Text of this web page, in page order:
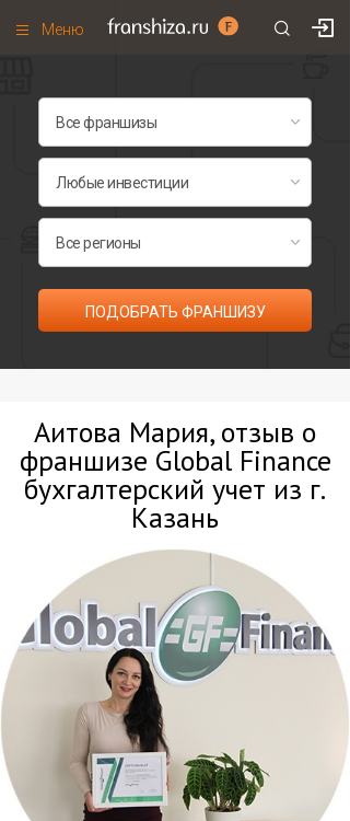
Меню
Франшизы по категориям
ПОДОБРАТЬ ФРАНШИЗУ
Аитова Мария, отзыв о
франшизе Global Finance
бухгалтерский учет из г.
Казань